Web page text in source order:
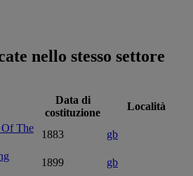
nello stesso settore
Data di
costituzione
Località
Of The
1883
gb
1899
gb